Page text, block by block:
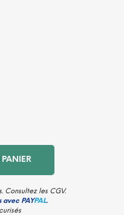
PANIER
Consultez les CGV.
avec PAYPAL.